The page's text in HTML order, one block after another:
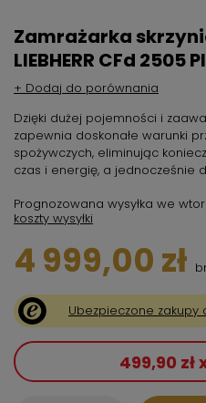
Zamrażarka
LIEBHERR CFd 2505
+ Dodaj do porównania
Dzięki dużej pojemności i
zapewnia doskonałe warunki
spożywczych, eliminując
czas i energię, a jednocześnie
Prognozowana wysyłka we
koszty wysyłki
4 999,00 zł
Ubezpieczone zakupy
499,90 zł